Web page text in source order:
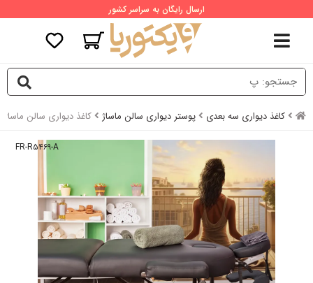
ارسال رایگان به سراسر کشور
کاغذ دیواری سه بعدی پوستر دیواری سالن ماساژ کاغذ دیواری سالن
FR-R۵۴۶۹-A